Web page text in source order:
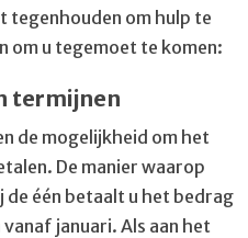
tegenhouden om hulp te
om u tegemoet te komen:
termijnen
de mogelijkheid om het
De manier waarop
één betaalt u het bedrag
januari. Als aan het